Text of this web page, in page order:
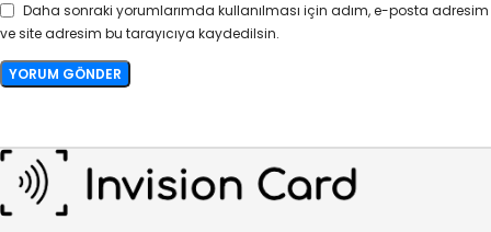
Daha sonraki yorumlarımda kullanılması için adım, e-posta adresim
ve site adresim bu tarayıcıya kaydedilsin.